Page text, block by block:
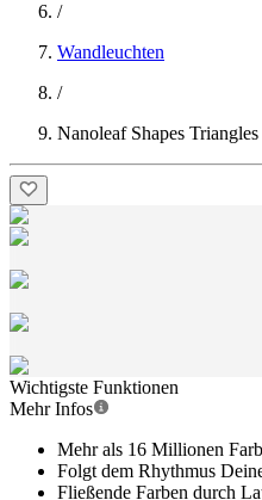
/
Wandleuchten
/
Nanoleaf Shapes
Wichtigste Funktionen
Mehr Infos
Mehr als 16 Millionen
Folgt dem Rhythmus
Fließende Farben durch